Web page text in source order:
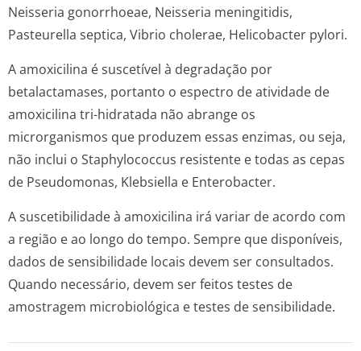
Neisseria gonorrhoeae, Neisseria meningitidis,
Pasteurella septica, Vibrio cholerae, Helicobacter pylori.
A amoxicilina é suscetível à degradação por
betalactamases, portanto o espectro de atividade de
amoxicilina tri-hidratada não abrange os
microrganismos que produzem essas enzimas, ou seja,
não inclui o Staphylococcus resistente e todas as cepas
de Pseudomonas, Klebsiella e Enterobacter.
A suscetibilidade à amoxicilina irá variar de acordo com
a região e ao longo do tempo. Sempre que disponíveis,
dados de sensibilidade locais devem ser consultados.
Quando necessário, devem ser feitos testes de
amostragem microbiológica e testes de sensibilidade.